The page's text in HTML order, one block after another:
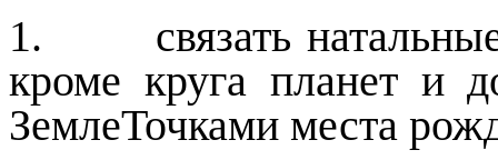
1. связать натальные
кроме круга планет и
ЗемлеТочками места